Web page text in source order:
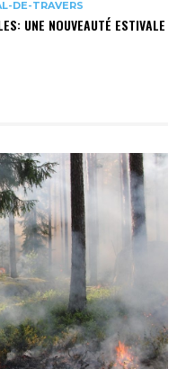
DE-TRAVERS
UNE NOUVEAUTÉ ESTIVALE